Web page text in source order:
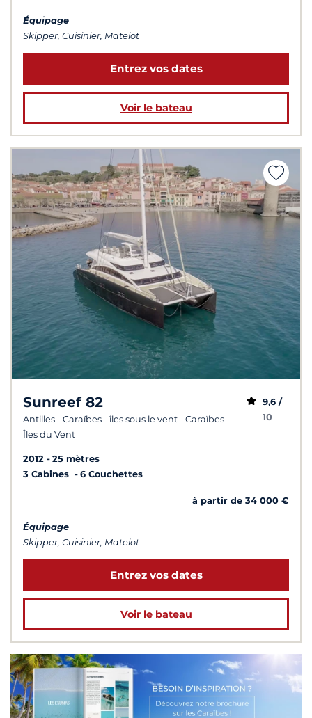
Équipage
Skipper, Cuisinier, Matelot
Entrez vos dates
Voir le bateau
Sunreef 82
Antilles - Caraïbes - îles sous le vent - Caraïbes -
Îles du Vent
9,6 /
10
2012
25 mètres
3 Cabines
6 Couchettes
à partir de 34 000 €
Équipage
Skipper, Cuisinier, Matelot
Entrez vos dates
Voir le bateau